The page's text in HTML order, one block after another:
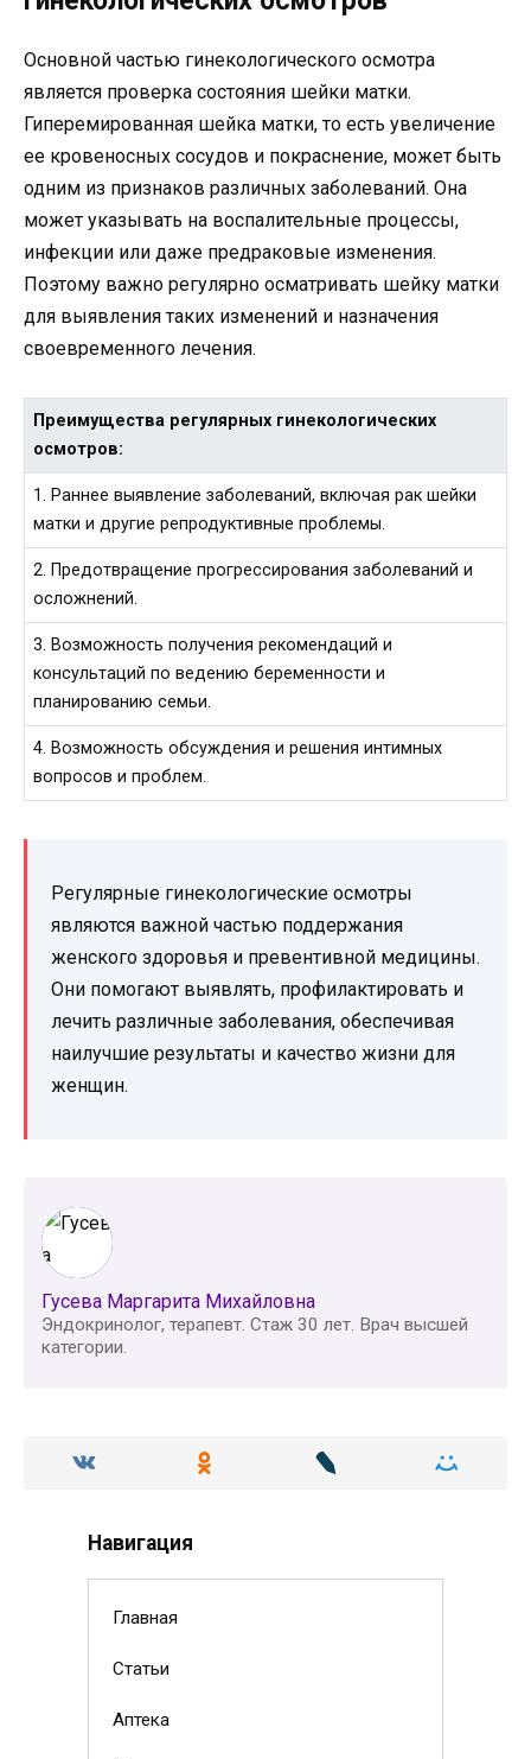
Основной частью гинекологического осмотра
является проверка состояния шейки матки.
Гиперемированная шейка матки, то есть увеличение
ее кровеносных сосудов и покраснение, может быть
одним из признаков различных заболеваний. Она
может указывать на воспалительные процессы,
инфекции или даже предраковые изменения.
Поэтому важно регулярно осматривать шейку матки
для выявления таких изменений и назначения
своевременного лечения.
Преимущества регулярных гинекологических
осмотров:
1. Раннее выявление заболеваний, включая рак шейки
матки и другие репродуктивные проблемы.
2. Предотвращение прогрессирования заболеваний и
осложнений.
3. Возможность получения рекомендаций и
консультаций по ведению беременности и
планированию семьи.
4. Возможность обсуждения и решения интимных
вопросов и проблем.
Регулярные гинекологические осмотры
являются важной частью поддержания
женского здоровья и превентивной медицины.
Они помогают выявлять, профилактировать и
лечить различные заболевания, обеспечивая
наилучшие результаты и качество жизни для
женщин.
Гусева Маргарита Михайловна
Эндокринолог, терапевт. Стаж 30 лет. Врач высшей
категории.
Навигация
Главная
Статьи
Аптека